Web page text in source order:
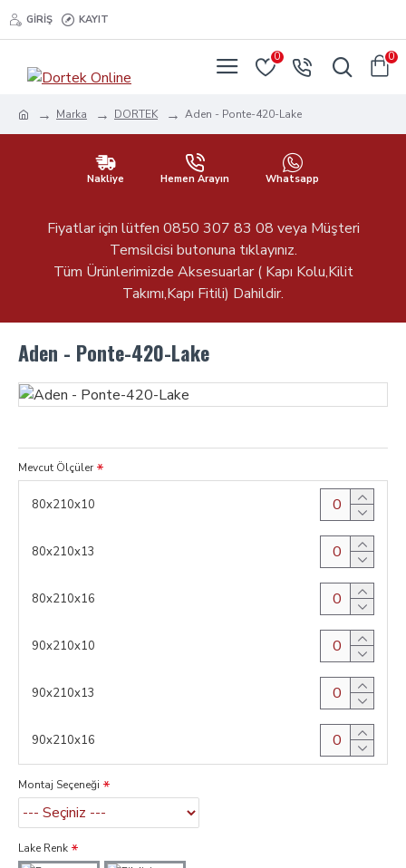
GIRIŞ KAYIT
0 0
Marka DORTEK Aden - Ponte-420-Lake
Nakliye Hemen Arayın Whatsapp
Fiyatlar için lütfen 0850 307 83 08 veya Müşteri
Temsilcisi butonuna tıklayınız.
Tüm Ürünlerimizde Aksesuarlar ( Kapı Kolu,Kilit
Takımı,Kapı Fitili) Dahildir.
Aden - Ponte-420-Lake
Mevcut Ölçüler
80x210x10
80x210x13
80x210x16
90x210x10
90x210x13
90x210x16
Montaj Seçeneği
Lake Renk